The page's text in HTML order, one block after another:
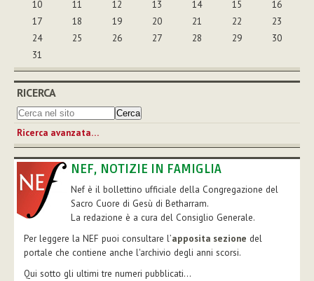
10
11 12 13 14 15
16
17
18 19 20 21 22
23
24
25 26 27 28 29
30
31
RICERCA
Ricerca avanzata…
NEF, NOTIZIE IN FAMIGLIA
Nef è il bollettino ufficiale della Congregazione del
Sacro Cuore di Gesù di Betharram.
La redazione è a cura del Consiglio Generale.
Per leggere la NEF puoi consultare l’apposita sezione del
portale che contiene anche l'archivio degli anni scorsi.
Qui sotto gli ultimi tre numeri pubblicati...